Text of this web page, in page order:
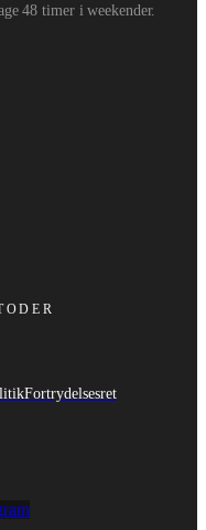
48 timer i weekender.
Fortrydelsesret